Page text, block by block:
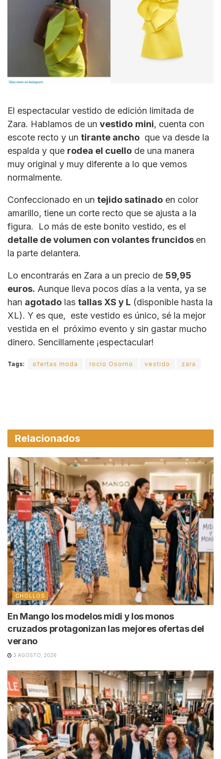
El espectacular vestido de edición limitada de
Zara. Hablamos de un vestido mini, cuenta con
escote recto y un tirante ancho que va desde la
espalda y que rodea el cuello de una manera
muy original y muy diferente a lo que vemos
normalmente.
Confeccionado en un tejido satinado en color
amarillo, tiene un corte recto que se ajusta a la
figura. Lo más de este bonito vestido, es el
detalle de volumen con volantes fruncidos en
la parte delantera.
Lo encontrarás en Zara a un precio de 59,95
euros. Aunque lleva pocos días a la venta, ya se
han agotado las tallas XS y L (disponible hasta la
XL). Y es que, este vestido es único, sé la mejor
vestida en el próximo evento y sin gastar mucho
dinero. Sencillamente ¡espectacular!
Tags: ofertas moda rocío Osorno vestido zara
Relacionados
CHOLLOS
En Mango los modelos midi y los monos
cruzados protagonizan las mejores ofertas del
verano
3 AGOSTO, 2026